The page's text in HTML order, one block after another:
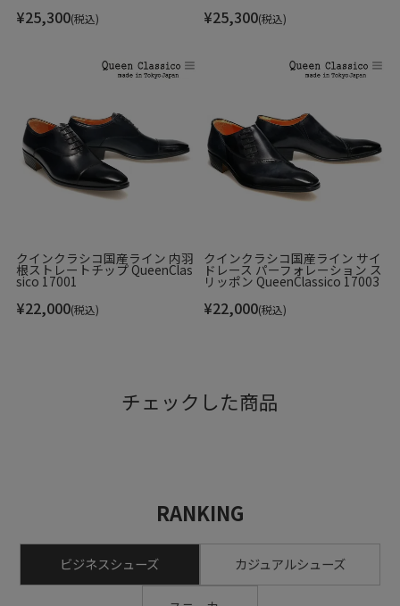
¥25,300(税込) ¥25,300(税込)
クインクラシコ国産ライン 内羽
根ストレートチップ QueenClas
sico 17001
¥22,000(税込)
クインクラシコ国産ライン サイ
ドレース パーフォレーション ス
リッポン QueenClassico 17003
¥22,000(税込)
チェックした商品
RANKING
ビジネスシューズ カジュアルシューズ